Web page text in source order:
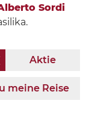
Sordi
Aktie
meine Reise